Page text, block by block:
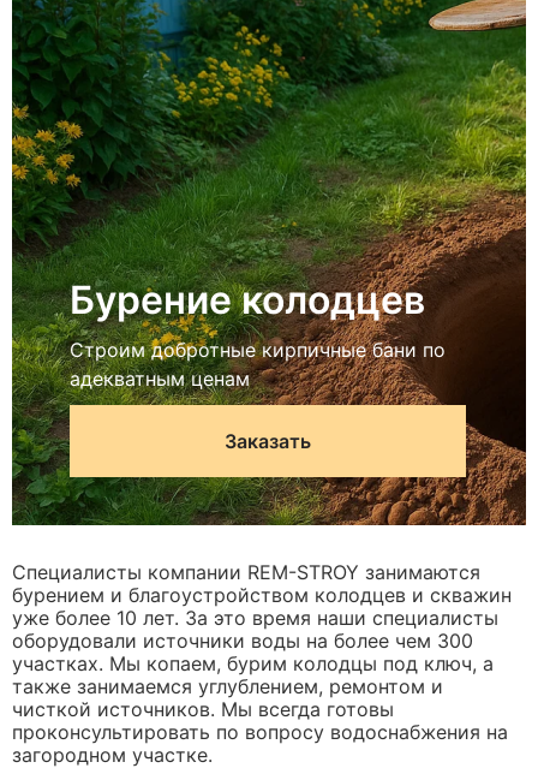
Бурение колодцев
Строим добротные кирпичные бани по
адекватным ценам
Заказать
Специалисты компании REM-STROY занимаются
бурением и благоустройством колодцев и скважин
уже более 10 лет. За это время наши специалисты
оборудовали источники воды на более чем 300
участках. Мы копаем, бурим колодцы под ключ, а
также занимаемся углублением, ремонтом и
чисткой источников. Мы всегда готовы
проконсультировать по вопросу водоснабжения на
загородном участке.